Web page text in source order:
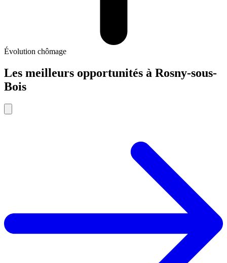
Évolution chômage
Les meilleurs opportunités à Rosny-sous-
Bois